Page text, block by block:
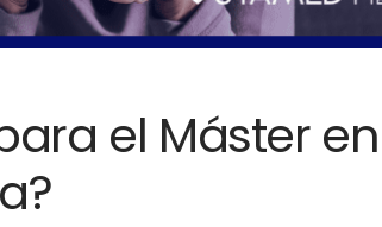
el Máster en